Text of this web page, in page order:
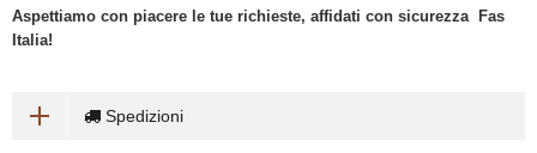
Aspettiamo con piacere le tue richieste, affidati con sicurezza Fas
Italia!
Spedizioni